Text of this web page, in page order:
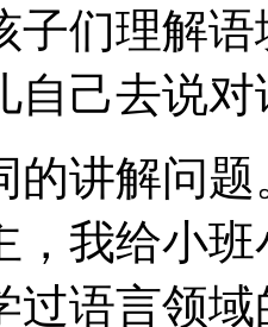
子们理解
自己去说
的讲解问
，我给小
过语言领